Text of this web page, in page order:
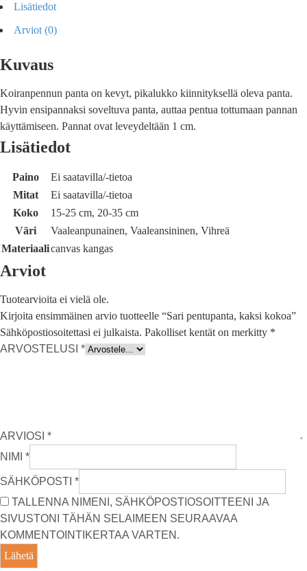
Lisätiedot
Arviot (0)
Kuvaus
Koiranpennun panta on kevyt, pikalukko kiinnityksellä oleva panta.
Hyvin ensipannaksi soveltuva panta, auttaa pentua tottumaan pannan
käyttämiseen. Pannat ovat leveydeltään 1 cm.
Lisätiedot
Paino
Ei saatavilla/-tietoa
Mitat
Ei saatavilla/-tietoa
Koko
15-25 cm, 20-35 cm
Väri
Vaaleanpunainen, Vaaleansininen, Vihreä
Materiaalicanvas kangas
Arviot
Tuotearvioita ei vielä ole.
Kirjoita ensimmäinen arvio tuotteelle “Sari pentupanta, kaksi kokoa”
Sähköpostiosoitettasi ei julkaista. Pakolliset kentät on merkitty *
ARVOSTELUSI *
ARVIOSI *
NIMI *
SÄHKÖPOSTI *
TALLENNA NIMENI, SÄHKÖPOSTIOSOITTEENI JA
SIVUSTONI TÄHÄN SELAIMEEN SEURAAVAA
KOMMENTOINTIKERTAA VARTEN.